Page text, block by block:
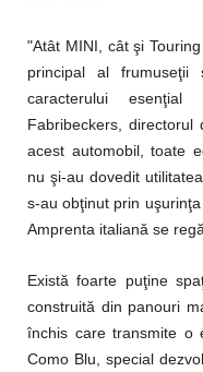
"Atât MINI, cât şi
principal al frumuseţii
caracterului
Fabribeckers, directorul
acest automobil, toate
nu şi-au dovedit
s-au obţinut prin
Amprenta italiană se
Există foarte puţine
construită din panouri
închis care transmite o
Como Blu, special